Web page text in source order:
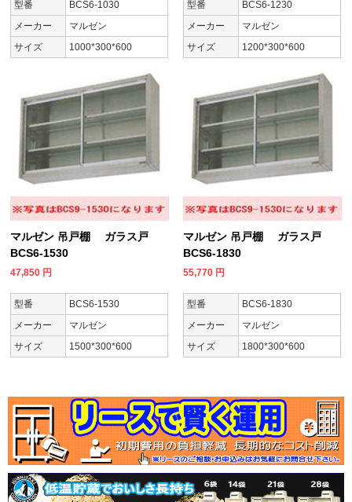
型番
BCS6-1030
メーカー
マルゼン
サイズ
1000*300*600
型番
BCS6-1230
メーカー
マルゼン
サイズ
1200*300*600
マルゼン 吊戸棚 ガラス戸
BCS6-1530
47,850 円
型番
BCS6-1530
メーカー
マルゼン
サイズ
1500*300*600
マルゼン 吊戸棚 ガラス戸
BCS6-1830
55,770 円
型番
BCS6-1830
メーカー
マルゼン
サイズ
1800*300*600